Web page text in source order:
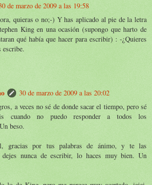
de marzo de 2009 a las 19:58
quieras o no;-) Y has aplicado al pie de la letra
King en una ocasión (supongo que harto de
qué había que hacer para escribir) : -¿Quieres
escribe.
30 de marzo de 2009 a las 20:02
a veces no sé de donde sacar el tiempo, pero sé
cuando no puedo responder a todos los
beso.
gracias por tus palabras de ánimo, y te las
dejes nunca de escribir, lo haces muy bien. Un